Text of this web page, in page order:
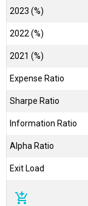
2023 (%)
2022 (%)
2021 (%)
Expense Ratio
Sharpe Ratio
Information Ratio
Alpha Ratio
Exit Load
add_shopping_cart